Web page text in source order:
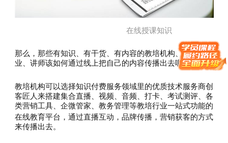
在线授课知识
那么，那些有知识、有干货、有内容的教培机构、教育企
业、讲师该如何通过线上把自己的内容传播出去呢？
教培机构可以选择知识付费服务领域里的优质技术服务商创
客匠人来搭建集合直播、视频、音频、打卡、考试测评、各
类营销工具、企微管家、教务管理等教培行业一站式功能的
在线教育平台 ，通过直播互动，品牌传播，营销获客的方式
来传播出去。